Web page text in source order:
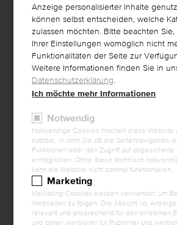
Nutze die Marke LUXUSLASHES® für
den Social Media Netzwerken.
Professionelle Werbematerialien und
Deine Homepage in unserem
Listung als zertifiziertes Studio auf der
Homepage
Laufende Werbung für die Marke
Zeitungen und Magazinen
Zugang zu laufenden Aktionen und
Verkaufsförderung
Anzeige personalisierter Inhalte
können selbst entscheiden, welche
zulassen möchten. Bitte beachten Sie,
Ihrer Einstellungen womöglich nicht
Funktionalitäten der Seite zur
Weitere Informationen finden Sie in
Datenschutzerklärung.
Ich möchte mehr Informationen
Notwendig
Notwendige Cookies machen diese Website
nutzbar, in dem Sie zB die Seitennavigation,
Funktionen oder den Zugriff auf abgesicherte
ermöglichen. Ohne diese technisch
kann die Website nicht optimal funktionieren.
Marketing
Marketing-Cookies werden verwendet, um
Webseiten zu folgen. Die Absicht ist,
relevant und ansprechend für den einzelnen
und daher wertvoller für Publisher und